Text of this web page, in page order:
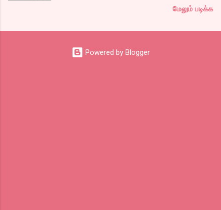
பதிவர் சந்திப்புக்கு ஏற்பாடு செய்திருந்தது.
நிறைய தமிழ் வலைப்பூக்கள் நடத்துபவர்களும்
கலந்து கொண்டோம்.
மேலும் படிக்க
Powered by Blogger